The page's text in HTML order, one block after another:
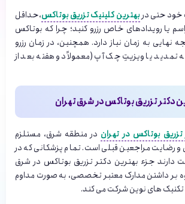
حتی دربهترین کلینیک تزریق بوتاکس،حداقل
یا رویدادهای خاص رزرو کنید؛ چرا که بوتاکس
نهایی به زمان نیاز دارد. همچنین، در زمان رزرو
تمدید یا ویزیتِ چک آپ (معمولاً دو هفته بعد از
دکتر تزریق بوتاکس در شرق تهران
بوتاکس در تهران در منطقه شرق، مستلزم
و رضایت مراجعین قبلی است. تمام پزشکانی که در
دارند جزء بهترین دکتر تزریق بوتاکس در شرق
بر داشتن مدارک معتبر تخصصی، به صورت مداوم
تکنیک های نوین شرکت می کند.